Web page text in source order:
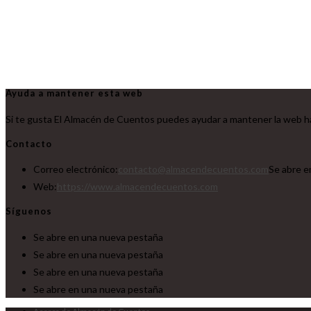
Ayuda a mantener esta web
Si te gusta El Almacén de Cuentos puedes ayudar a mantener la web
Contacto
Correo electrónico:
Se abre
Web:
Síguenos
Se abre en una nueva pestaña
Se abre en una nueva pestaña
Se abre en una nueva pestaña
Se abre en una nueva pestaña